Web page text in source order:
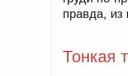
правда, из
Тонкая